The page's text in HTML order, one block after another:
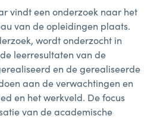
vindt een onderzoek naar het
van de opleidingen plaats.
wordt onderzocht in
leerresultaten van de
en de gerealiseerde
aan de verwachtingen en
en het werkveld. De focus
van de academische